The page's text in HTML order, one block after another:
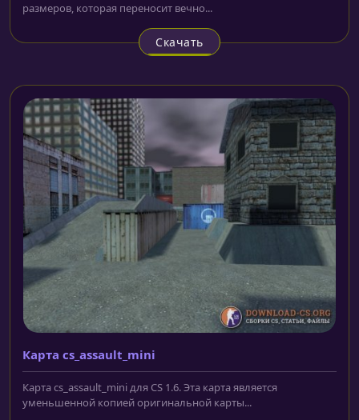
размеров, которая переносит вечно...
Скачать
Карта cs_assault_mini
Карта cs_assault_mini для CS 1.6. Эта карта является
уменьшенной копией оригинальной карты...